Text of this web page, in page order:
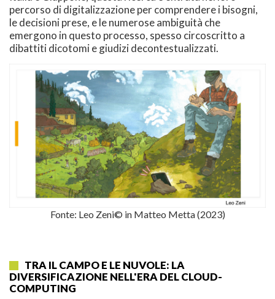
percorso di digitalizzazione per comprendere i bisogni,
le decisioni prese, e le numerose ambiguità che
emergono in questo processo, spesso circoscritto a
dibattiti dicotomi e giudizi decontestualizzati.
Fonte: Leo Zeni© in Matteo Metta (2023)
TRA IL CAMPO E LE NUVOLE: LA
DIVERSIFICAZIONE NELL'ERA DEL CLOUD-
COMPUTING